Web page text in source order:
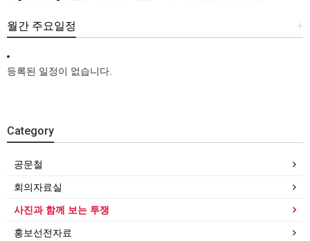
+
월간 주요일정
등록된 일정이 없습니다.
Category
공문철
회의자료실
사진과 함께 보는 투쟁
홍보선전자료